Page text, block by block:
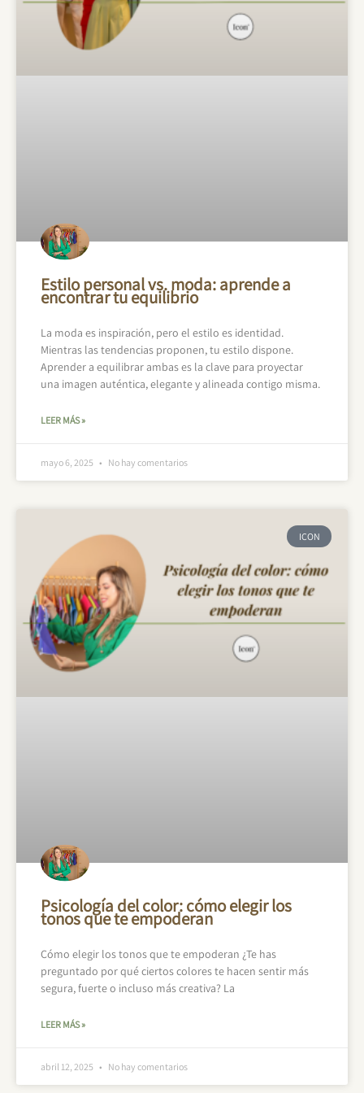
Estilo personal vs. moda: aprende a
encontrar tu equilibrio
La moda es inspiración, pero el estilo es identidad.
Mientras las tendencias proponen, tu estilo dispone.
Aprender a equilibrar ambas es la clave para proyectar
una imagen auténtica, elegante y alineada contigo misma.
LEER MÁS »
mayo 6, 2025 No hay comentarios
ICON
Psicología del color: cómo elegir los
tonos que te empoderan
Cómo elegir los tonos que te empoderan ¿Te has
preguntado por qué ciertos colores te hacen sentir más
segura, fuerte o incluso más creativa? La
LEER MÁS »
abril 12, 2025 No hay comentarios